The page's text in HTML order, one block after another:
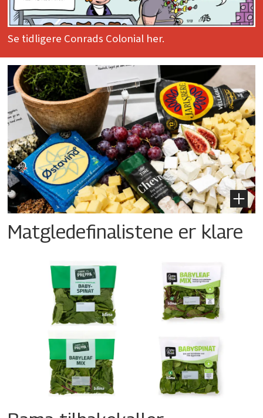
Se tidligere Conrads Colonial her.
Matgledefinalistene er klare